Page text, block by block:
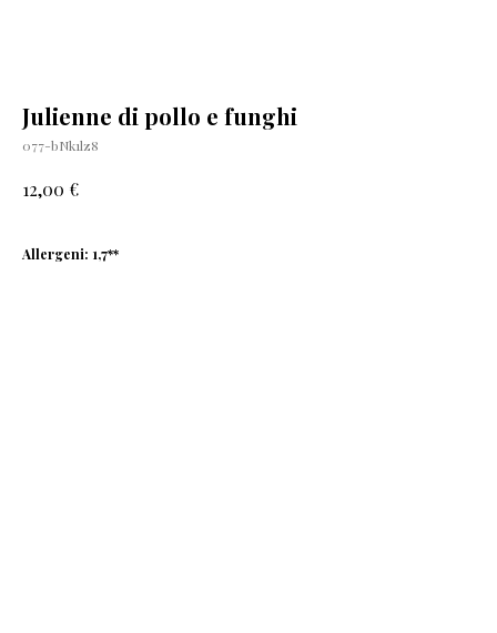
Julienne di pollo e funghi
077-bNk1lz8
12,00 €
Allergeni: 1,7**